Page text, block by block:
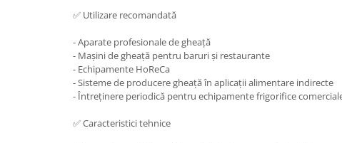
✅ Utilizare recomandată
- Aparate profesionale de gheață
- Mașini de gheață pentru baruri și restaurante
- Echipamente HoReCa
- Sisteme de producere gheață în aplicații alimentare indirecte
- Întreținere periodică pentru echipamente frigorifice
✅ Caracteristici tehnice